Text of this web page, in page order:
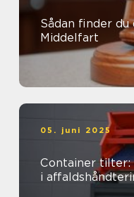
Sådan finder
Middelfart
05. juni 2025
Container
i